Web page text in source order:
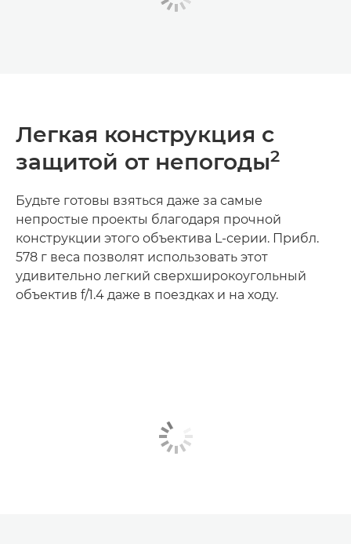
Легкая конструкция с
защитой от непогоды2
Будьте готовы взяться даже за самые
непростые проекты благодаря прочной
конструкции этого объектива L-серии. Прибл.
578 г веса позволят использовать этот
удивительно легкий сверхширокоугольный
объектив f/1.4 даже в поездках и на ходу.